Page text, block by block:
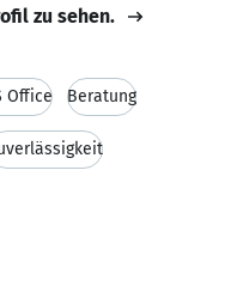
zu sehen.
Office Beratung